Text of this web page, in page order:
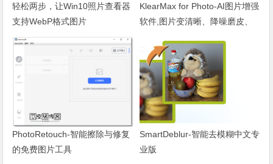
轻松两步，让Win10照片查看器
支持WebP格式图片
KlearMax for Photo-AI图片增强
软件,图片变清晰、降噪磨皮、
PhotoRetouch-智能擦除与修复
的免费图片工具
SmartDeblur-智能去模糊中文专
业版